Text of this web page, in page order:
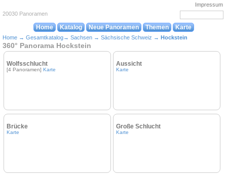
Impressum
20030 Panoramen
Home Katalog Neue Panoramen Themen Karte
Home → Gesamtkatalog→ Sachsen → Sächsische Schweiz → Hockstein
360° Panorama Hockstein
Wolfsschlucht
[4 Panoramen] Karte
Aussicht
Karte
Brücke
Karte
Große Schlucht
Karte